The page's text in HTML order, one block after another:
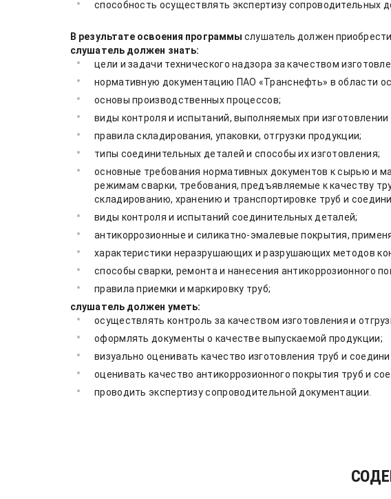
способность осуществлять экспертизу сопроводительных
В результате освоения программы слушатель должен
слушатель должен знать:
цели и задачи технического надзора за качеством
нормативную документацию ПАО «Транснефть» в области
основы производственных процессов;
виды контроля и испытаний, выполняемых при изготовлении
правила складирования, упаковки, отгрузки продукции;
типы соединительных деталей и способы их изготовления;
основные требования нормативных документов к сырью и
режимам сварки, требования, предъявляемые к качеству
складированию, хранению и транспортировке труб и
виды контроля и испытаний соединительных деталей;
антикоррозионные и силикатно-эмалевые покрытия,
характеристики неразрушающих и разрушающих методов
способы сварки, ремонта и нанесения антикоррозионного
правила приемки и маркировку труб;
слушатель должен уметь:
осуществлять контроль за качеством изготовления и
оформлять документы о качестве выпускаемой продукции;
визуально оценивать качество изготовления труб и
оценивать качество антикоррозионного покрытия труб и
проводить экспертизу сопроводительной документации.